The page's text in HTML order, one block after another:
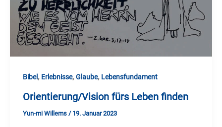
Bibel, Erlebnisse,Glaube, Lebensfundament
Orientierung/Vision fürs Leben finden
Yun-mi Willems / 19. Januar 2023